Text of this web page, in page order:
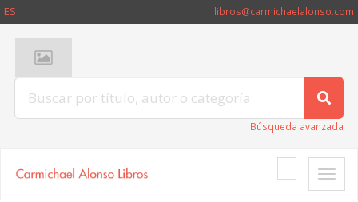
ES libros@carmichaelalonso.com
Búsqueda avanzada
Toggle